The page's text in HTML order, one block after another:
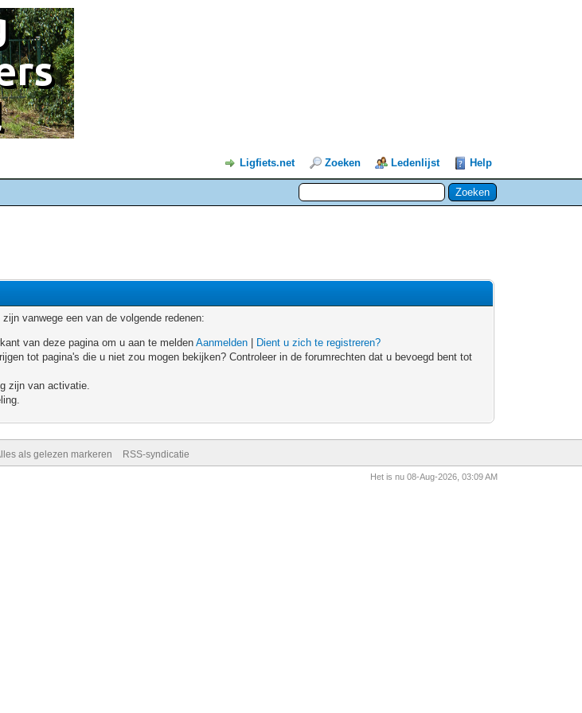
Ligfiets.net Zoeken Ledenlijst Help
vanwege een van de volgende redenen:
van deze pagina om u aan te meldenAanmelden
Dient u zich te registreren?
tot pagina's die u niet zou mogen bekijken? Controleer in de forumrechten dat u bevoegd bent tot
zijn van activatie.
als gelezen markeren RSS-syndicatie
Het is nu 08-Aug-2026, 03:09 AM